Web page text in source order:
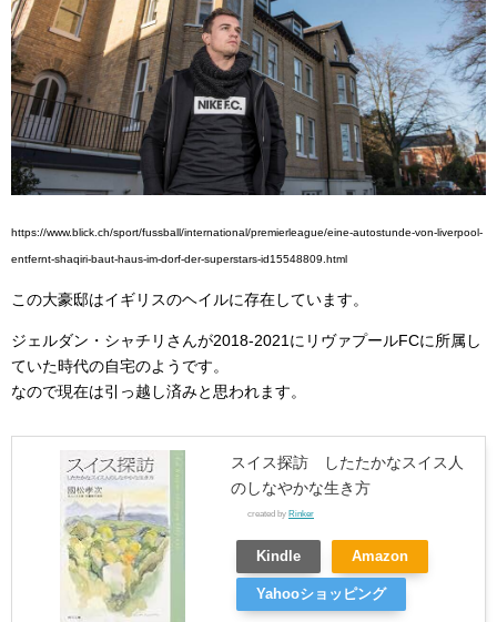
https://www.blick.ch/sport/fussball/international/premierleague/eine-autostunde-von-liverpool-
entfernt-shaqiri-baut-haus-im-dorf-der-superstars-id15548809.html
この大豪邸はイギリスのヘイルに存在しています。
ジェルダン・シャチリさんが2018-2021にリヴァプールFCに所属し
ていた時代の自宅のようです。
なので現在は引っ越し済みと思われます。
スイス探訪 したたかなスイス人
のしなやかな生き方
created by Rinker
Kindle Amazon
Yahooショッピング